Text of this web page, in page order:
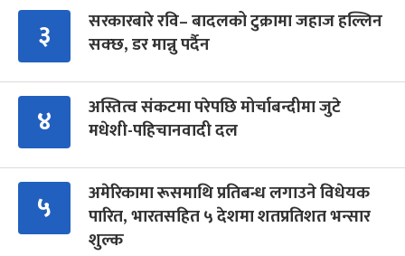
३
सरकारबारे रवि– बादलको टुक्रामा जहाज हल्लिन
सक्छ, डर मान्नु पर्दैन
४
अस्तित्व संकटमा परेपछि मोर्चाबन्दीमा जुटे
मधेशी-पहिचानवादी दल
५
अमेरिकामा रूसमाथि प्रतिबन्ध लगाउने विधेयक
पारित, भारतसहित ५ देशमा शतप्रतिशत भन्सार
शुल्क